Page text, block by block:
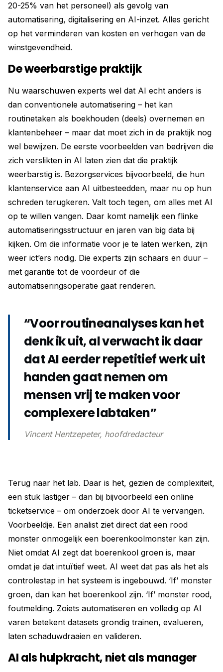
20-25% van het personeel) als gevolg van
automatisering, digitalisering en AI-inzet. Alles gericht
op het verminderen van kosten en verhogen van de
winstgevendheid.
De weerbarstige praktijk
Nu waarschuwen experts wel dat AI echt anders is
dan conventionele automatisering – het kan
routinetaken als boekhouden (deels) overnemen en
klantenbeheer – maar dat moet zich in de praktijk nog
wel bewijzen. De eerste voorbeelden van bedrijven die
zich verslikten in AI laten zien dat die praktijk
weerbarstig is. Bezorgservices bijvoorbeeld, die hun
klantenservice aan AI uitbesteedden, maar nu op hun
schreden terugkeren. Valt toch tegen, om alles met AI
op te willen vangen. Daar komt namelijk een flinke
automatiseringsstructuur en jaren van big data bij
kijken. Om die informatie voor je te laten werken, zijn
weer ict’ers nodig. Die experts zijn schaars en duur –
met garantie tot de voordeur of die
automatiseringsoperatie gaat renderen.
“Voor routineanalyses kan het
denk ik uit, al verwacht ik daar
dat AI eerder repetitief werk uit
handen gaat nemen om
mensen vrij te maken voor
complexere labtaken”
Vincent Hentzepeter, hoofdredacteur
Terug naar het lab. Daar is het, gezien de complexiteit,
een stuk lastiger – dan bij bijvoorbeeld een online
ticketservice – om onderzoek door AI te vervangen.
Voorbeeldje. Een analist ziet direct dat een rood
monster onmogelijk een boerenkoolmonster kan zijn.
Niet omdat AI zegt dat boerenkool groen is, maar
omdat je dat intuïtief weet. AI weet dat pas als het als
controlestap in het systeem is ingebouwd. ‘If’ monster
groen, dan kan het boerenkool zijn. ‘If’ monster rood,
foutmelding. Zoiets automatiseren en volledig op AI
varen betekent datasets grondig trainen, evalueren,
laten schaduwdraaien en valideren.
AI als hulpkracht, niet als manager